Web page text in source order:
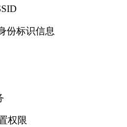
份标识信息
权限